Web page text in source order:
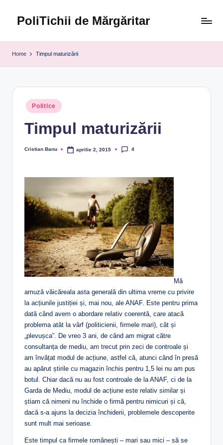
PoliTichii de Mărgăritar
Home Timpul maturizării
Posted
in
Politice
Timpul maturizării
Posted
Cristian Banu aprilie 2, 2015 4
Mă
amuză văicăreala asta generală din ultima vreme cu privire
la acțiunile justiției și, mai nou, ale ANAF. Este pentru prima
dată când avem o abordare relativ coerentă, care atacă
problema atât la vârf (politicienii, firmele mari), cât și
„plevușca”. De vreo 3 ani, de când am migrat către
consultanța de mediu, am trecut prin zeci de controale și
am învățat modul de acțiune, astfel că, atunci când în presă
au apărut știrile cu magazin închis pentru 1,5 lei nu am pus
botul. Chiar dacă nu au fost controale de la ANAF, ci de la
Garda de Mediu, modul de acțiune este relativ similar și
știam că nimeni nu închide o firmă pentru nimicuri și că,
dacă s-a ajuns la decizia închiderii, problemele descoperite
sunt mult mai serioase.
Este timpul ca firmele românești – mari sau mici – să se